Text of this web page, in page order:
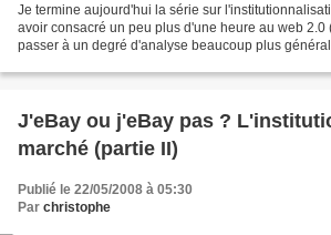
Je termine aujourd'hui la série sur
avoir consacré un peu plus d'une heure au web 2.0
passer à un degré d'analyse beaucoup plus
J'eBay ou j'eBay pas ?
marché (partie II)
Publié le 22/05/2008 à 05:30
Par christophe